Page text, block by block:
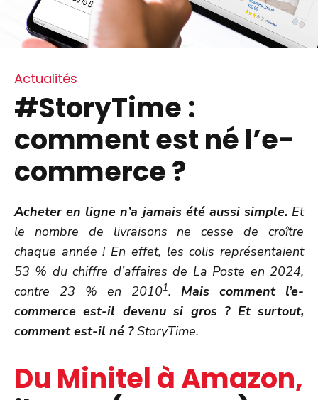
Actualités
#StoryTime :
comment est né l’e-
commerce ?
Acheter en ligne n’a jamais été aussi simple.Et
le nombre de livraisons ne cesse de croître
chaque année ! En effet, les colis représentaient
53 % du chiffre d’affaires de La Poste en 2024,
contre 23 % en 20101. Mais comment l’e-
commerce est-il devenu si gros ? Et surtout,
comment est-il né ?StoryTime.
Du Minitel à Amazon,